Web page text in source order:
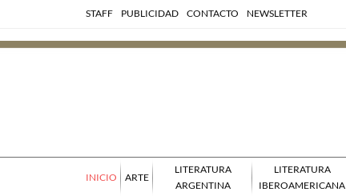
STAFF PUBLICIDAD CONTACTO NEWSLETTER
INICIO ARTE
LITERATURA
ARGENTINA
LITERATURA
IBEROAMERICANA